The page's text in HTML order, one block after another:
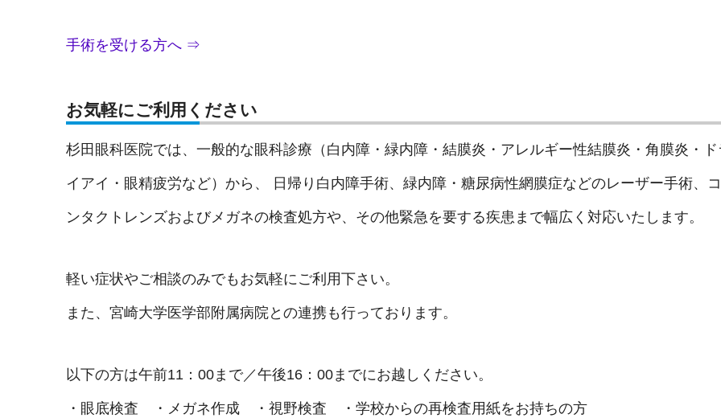
手術を受ける方へ ⇒
お気軽にご利用ください
杉田眼科医院では、一般的な眼科診療（白内障・緑内障・結膜炎・アレルギー性結膜炎・角膜炎・ド
イアイ・眼精疲労など）から、 日帰り白内障手術、緑内障・糖尿病性網膜症などのレーザー手術、コ
ンタクトレンズおよびメガネの検査処方や、その他緊急を要する疾患まで幅広く対応いたします。
軽い症状やご相談のみでもお気軽にご利用下さい。
また、宮崎大学医学部附属病院との連携も行っております。
以下の方は午前11：00まで／午後16：00までにお越しください。
・眼底検査 ・メガネ作成 ・視野検査 ・学校からの再検査用紙をお持ちの方